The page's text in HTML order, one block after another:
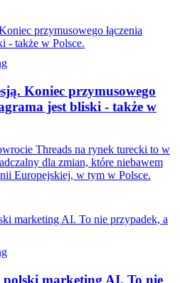
Koniec przymusowego
jest bliski - także w
Threads na rynek turecki to w
dla zmian, które niebawem
Europejskiej, w tym w Polsce.
marketing AI. To nie